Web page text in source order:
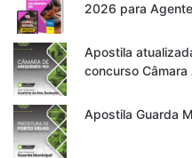
2026 para
Apostila
concurso
Apostila Guarda